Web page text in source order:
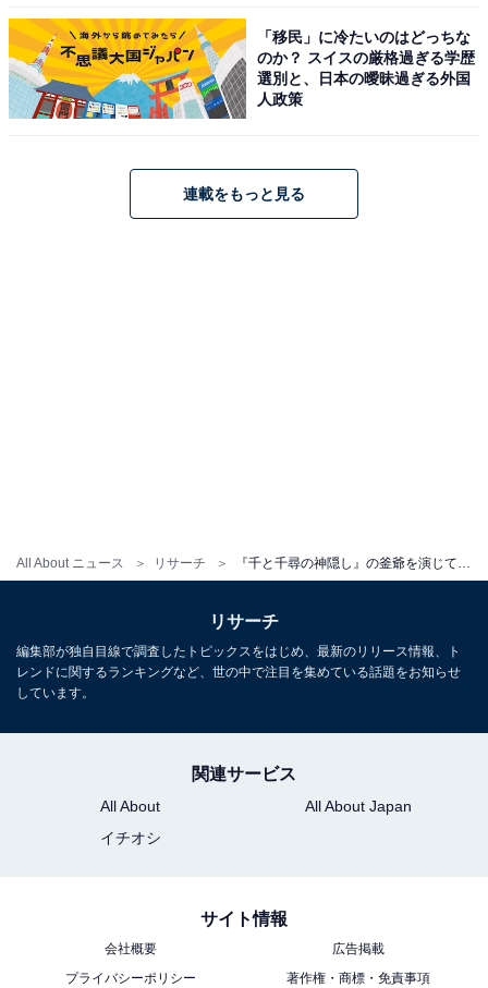
All About ニュース リサーチ
View this post on Instagram
「移民」に冷たいのはどっちな
のか？ スイスの厳格過ぎる学歴
選別と、日本の曖昧過ぎる外国
人政策
連載をもっと見る
リサーチ
編集部が独自目線で調査したトピックスをはじめ、最新のリリース情報、ト
レンドに関するランキングなど、世の中で注目を集めている話題をお知らせ
しています。
関連サービス
All About
All About Japan
イチオシ
サイト情報
会社概要
広告掲載
プライバシーポリシー
著作権・商標・免責事項